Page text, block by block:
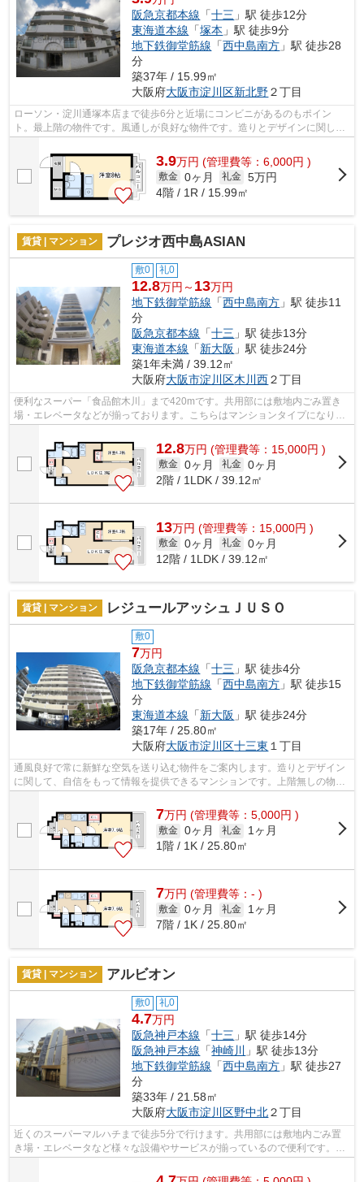
阪急京都本線 「十三 」駅 徒歩12分
東海道本線 「塚本 」駅 徒歩9分
地下鉄御堂筋線 「西中島南方 」駅 徒歩28
分
築37年 / 15.99㎡
大阪府大阪市淀川区新北野２丁目
ローソン・淀川通塚本店まで徒歩6分と近場にコンビニがあるのもポイン
ト。最上階の物件です。風通しが良好な物件です。造りとデザインに関し
3.9万円 (管理費等：6,000円 )
敷金 0ヶ月 礼金 5万円
4階 / 1R / 15.99㎡
賃貸 | マンション プレジオ西中島ASIAN
敷0 礼0
12.8万円～ 13万円
地下鉄御堂筋線 「西中島南方 」駅 徒歩11
分
阪急京都本線 「十三 」駅 徒歩13分
東海道本線 「新大阪 」駅 徒歩24分
築1年未満 / 39.12㎡
大阪府大阪市淀川区木川西２丁目
便利なスーパー「食品館木川」まで420mです。共用部には敷地内ごみ置き
場・エレベータなどが揃っております。こちらはマンションタイプになりま
12.8万円 (管理費等：15,000円 )
敷金 0ヶ月 礼金 0ヶ月
2階 / 1LDK / 39.12㎡
13万円 (管理費等：15,000円 )
敷金 0ヶ月 礼金 0ヶ月
12階 / 1LDK / 39.12㎡
賃貸 | マンション レジュールアッシュＪＵＳＯ
敷0
7万円
阪急京都本線 「十三 」駅 徒歩4分
地下鉄御堂筋線 「西中島南方 」駅 徒歩15
分
東海道本線 「新大阪 」駅 徒歩24分
築17年 / 25.80㎡
大阪府大阪市淀川区十三東 １丁目
通風良好で常に新鮮な空気を送り込む物件をご案内します。造りとデザイン
に関して、自信をもって情報を提供できるマンションです。上階無しの物件
となっております。2駅利用できる立地...
7万円 (管理費等：5,000円 )
敷金 0ヶ月 礼金
1ヶ月
1階 / 1K / 25.80㎡
7万円 (管理費等：- )
敷金 0ヶ月 礼金
1ヶ月
7階 / 1K / 25.80㎡
賃貸 | マンション アルビオン
敷0 礼0
4.7万円
阪急神戸本線 「十三 」駅 徒歩14分
阪急神戸本線 「神崎川
」駅 徒歩13分
地下鉄御堂筋線 「西中島南方 」駅 徒歩27
分
築33年 / 21.58㎡
大阪府大阪市淀川区野中北２丁目
近くのスーパーマルハチまで徒歩5分で行けます。共用部には敷地内ごみ置
き場・エレベータなど様々な設備やサービスが揃っているので便利です。外
観タイル張りの物件です。風通しが良く...